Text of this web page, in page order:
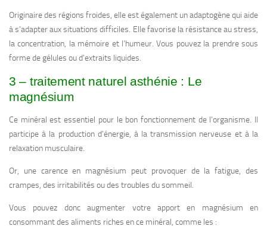
Originaire des régions froides, elle est également un adaptogène qui aide
à s’adapter aux situations difficiles. Elle favorise la résistance au stress,
la concentration, la mémoire et l’humeur. Vous pouvez la prendre sous
forme de gélules ou d’extraits liquides.
3 – traitement naturel asthénie : Le
magnésium
Ce minéral est essentiel pour le bon fonctionnement de l’organisme. Il
participe à la production d’énergie, à la transmission nerveuse et à la
relaxation musculaire.
Or, une carence en magnésium peut provoquer de la fatigue, des
crampes, des irritabilités ou des troubles du sommeil.
Vous pouvez donc augmenter votre apport en magnésium en
consommant des aliments riches en ce minéral, comme les :